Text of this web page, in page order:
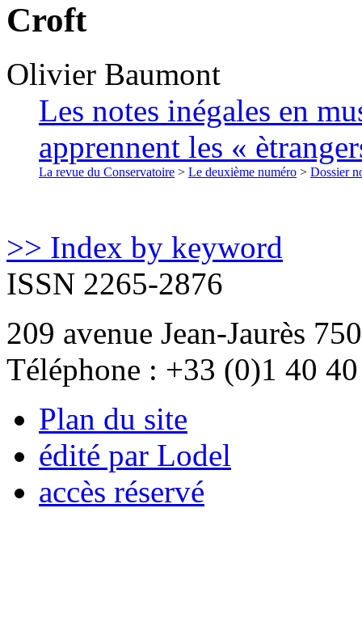
Croft
Olivier Baumont
Les notes inégales en
apprennent les «
La revue du Conservatoire > Le deuxième numéro > Dossier
>> Index by keyword
ISSN 2265-2876
209 avenue Jean-Jaurès
Téléphone : +33 (0)1 40
Plan du site
édité par Lodel
accès réservé